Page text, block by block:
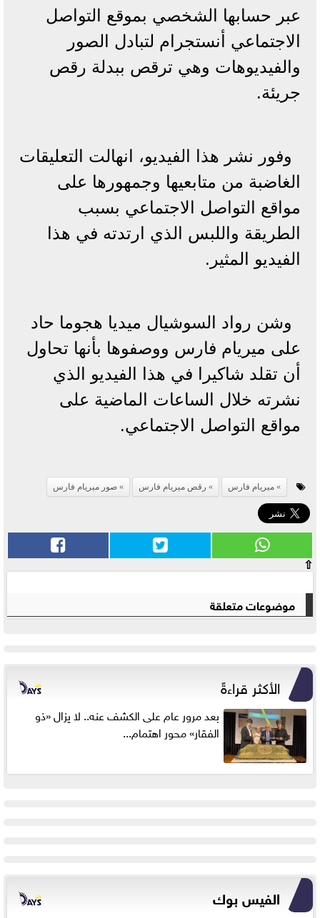
عبر حسابها الشخصي بموقع التواصل
الاجتماعي أنستجرام لتبادل الصور
والفيديوهات وهي ترقص ببدلة رقص
جريئة.
وفور نشر هذا الفيديو، انهالت التعليقات
الغاضبة من متابعيها وجمهورها على
مواقع التواصل الاجتماعي بسبب
الطريقة واللبس الذي ارتدته في هذا
الفيديو المثير.
وشن رواد السوشيال ميديا هجوما حاد
على ميريام فارس ووصفوها بأنها تحاول
أن تقلد شاكيرا في هذا الفيديو الذي
نشرته خلال الساعات الماضية على
مواقع التواصل الاجتماعي.
ميريام فارس رقص ميريام فارس صور ميريام فارس
⇧
موضوعات متعلقة
الأكثر قراءةً
بعد مرور عام على الكشف عنه.. لا يزال «ذو
الفقار» محور اهتمام...
الفيس بوك